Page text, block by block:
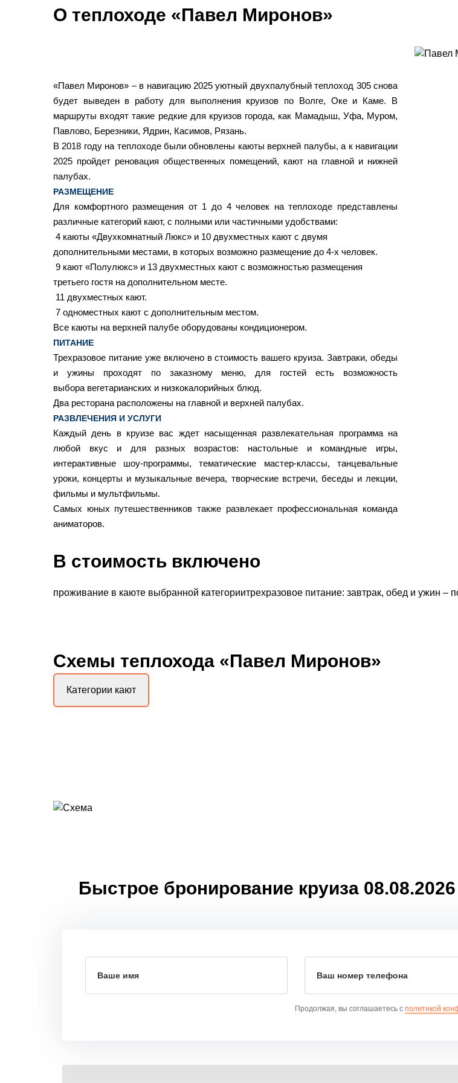
О теплоходе «Павел Миронов»
«Павел Миронов» – в навигацию 2025 уютный двухпалубный теплоход 305 снова
будет выведен в работу для выполнения круизов по Волге, Оке и Каме. В
маршруты входят такие редкие для круизов города, как Мамадыш, Уфа, Муром,
Павлово, Березники, Ядрин, Касимов, Рязань.
В 2018 году на теплоходе были обновлены каюты верхней палубы, а к навигации
2025 пройдет реновация общественных помещений, кают на главной и нижней
палубах.
РАЗМЕЩЕНИЕ
Для комфортного размещения от 1 до 4 человек на теплоходе представлены
различные категорий кают, с полными или частичными удобствами:
4 каюты «Двухкомнатный Люкс» и 10 двухместных кают с двумя
дополнительными местами, в которых возможно размещение до 4-х человек.
9 кают «Полулюкс» и 13 двухместных кают с возможностью размещения
третьего гостя на дополнительном месте.
11 двухместных кают.
7 одноместных кают с дополнительным местом.
Все каюты на верхней палубе оборудованы кондиционером.
ПИТАНИЕ
Трехразовое питание уже включено в стоимость вашего круиза. Завтраки, обеды
и ужины проходят по заказному меню, для гостей есть возможность
выбора вегетарианских и низкокалорийных блюд.
Два ресторана расположены на главной и верхней палубах.
РАЗВЛЕЧЕНИЯ И УСЛУГИ
Каждый день в круизе вас ждет насыщенная развлекательная программа на
любой вкус и для разных возрастов: настольные и командные игры,
интерактивные шоу-программы, тематические мастер-классы, танцевальные
уроки, концерты и музыкальные вечера, творческие встречи, беседы и лекции,
фильмы и мультфильмы.
Самых юных путешественников также развлекает профессиональная команда
аниматоров.
В стоимость включено
проживание в каюте выбранной категориитрехразовое питание: завтрак, обед и ужин –
Схемы теплохода «Павел Миронов»
Категории кают
Быстрое бронирование круиза
Ваше имя Ваш номер телефона
Продолжая, вы соглашаетесь с политикой